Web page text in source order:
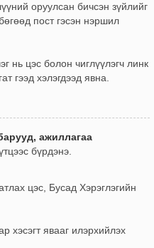
оруулсан бичсэн зүйлийг
пост гэсэн нэршил
нь цэс болон чиглүүлэгч линк
гээд хэлэгдээд явна.
ажиллагаа
бүрдэнэ.
цэс, Бусад Хэрэглэгийн
явааг илэрхийлэх